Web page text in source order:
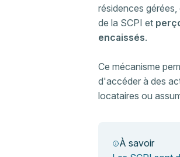
résidences
de la SCPI et
encaissés.
Ce mécanisme
d'accéder à des
locataires ou
À savoir